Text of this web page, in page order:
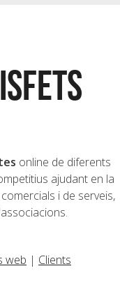
online de diferents
ajudant en la
i de serveis,
web | Clients